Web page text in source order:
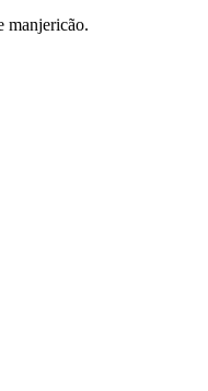
manjericão.